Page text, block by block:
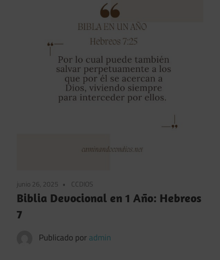
junio 26, 2025 CCDIOS
Biblia Devocional en 1 Año: Hebreos
7
Publicado por admin